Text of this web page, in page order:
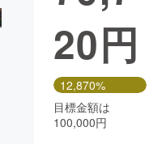
20円
12,870%
目標金額は
100,000円